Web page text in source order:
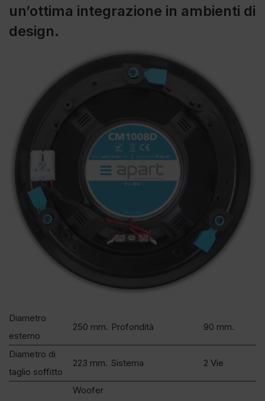
un’ottima integrazione in ambienti di
design.
Diametro
esterno
250 mm. Profondità 90 mm.
Diametro di
taglio soffitto
223 mm. Sistema 2 Vie
Woofer